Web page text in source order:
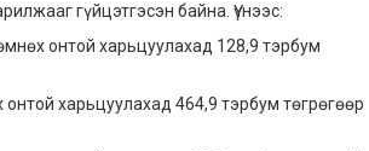
гүйцэтгэсэн байна. Үүнээс:
онтой харьцуулахад 128,9 тэрбум
харьцуулахад 464,9 тэрбум төгрөгөөр